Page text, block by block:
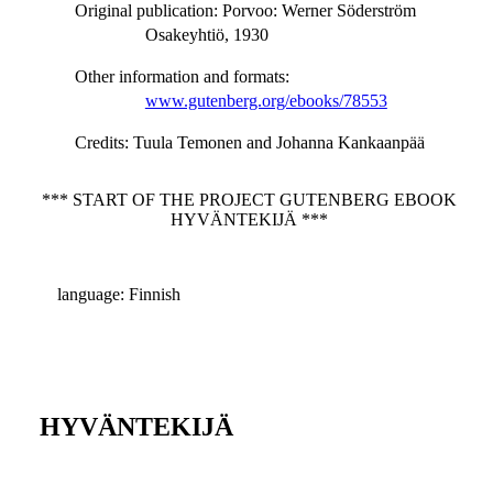
Original publication: Porvoo: Werner Söderström
Osakeyhtiö, 1930
Other information and formats:
www.gutenberg.org/ebooks/78553
Credits: Tuula Temonen and Johanna Kankaanpää
*** START OF THE PROJECT GUTENBERG EBOOK
HYVÄNTEKIJÄ ***
language: Finnish
HYVÄNTEKIJÄ